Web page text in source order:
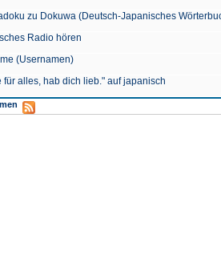
zu Dokuwa (Deutsch-Japanisches
Radio hören
(Usernamen)
für alles, hab dich lieb." auf japanisch